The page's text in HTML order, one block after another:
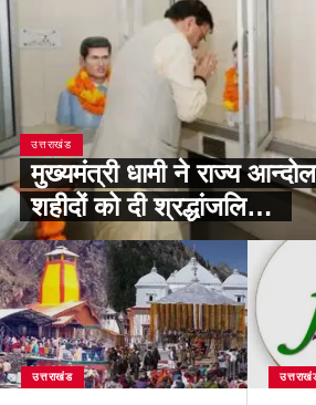
उत्तराखंड
मुख्यमंत्री धामी ने राज्य
शहीदों को दी श्रद्धांजलि…
उत्तराखंड